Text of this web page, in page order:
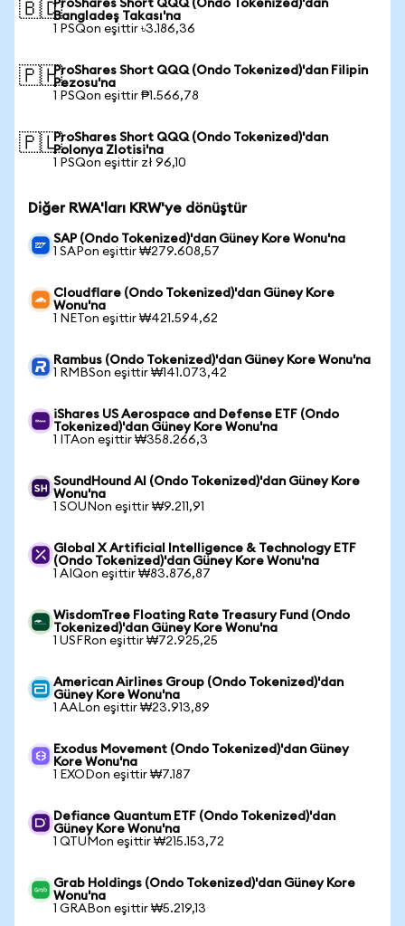
🇧🇩ProShares Short QQQ (Ondo Tokenized)'dan
Bangladeş Takası'na
1 PSQon eşittir ৳3.186,36
🇵🇭ProShares Short QQQ (Ondo Tokenized)'dan Filipin
Pezosu'na
1 PSQon eşittir ₱1.566,78
🇵🇱ProShares Short QQQ (Ondo Tokenized)'dan
Polonya Zlotisi'na
1 PSQon eşittir zł 96,10
Diğer RWA'ları KRW'ye dönüştür
SAP (Ondo Tokenized)'dan Güney Kore Wonu'na
1 SAPon eşittir ₩279.608,57
Cloudflare (Ondo Tokenized)'dan Güney Kore
Wonu'na
1 NETon eşittir ₩421.594,62
Rambus (Ondo Tokenized)'dan Güney Kore Wonu'na
1 RMBSon eşittir ₩141.073,42
iShares US Aerospace and Defense ETF (Ondo
Tokenized)'dan Güney Kore Wonu'na
1 ITAon eşittir ₩358.266,3
SoundHound AI (Ondo Tokenized)'dan Güney Kore
Wonu'na
1 SOUNon eşittir ₩9.211,91
Global X Artificial Intelligence & Technology ETF
(Ondo Tokenized)'dan Güney Kore Wonu'na
1 AIQon eşittir ₩83.876,87
WisdomTree Floating Rate Treasury Fund (Ondo
Tokenized)'dan Güney Kore Wonu'na
1 USFRon eşittir ₩72.925,25
American Airlines Group (Ondo Tokenized)'dan
Güney Kore Wonu'na
1 AALon eşittir ₩23.913,89
Exodus Movement (Ondo Tokenized)'dan Güney
Kore Wonu'na
1 EXODon eşittir ₩7.187
Defiance Quantum ETF (Ondo Tokenized)'dan
Güney Kore Wonu'na
1 QTUMon eşittir ₩215.153,72
Grab Holdings (Ondo Tokenized)'dan Güney Kore
Wonu'na
1 GRABon eşittir ₩5.219,13